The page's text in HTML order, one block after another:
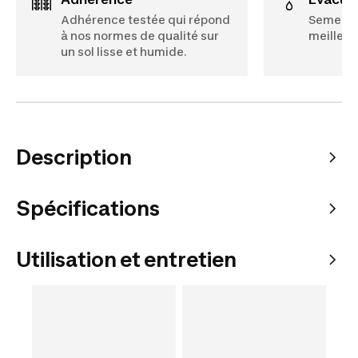
Adhérence testée qui répond
à nos normes de qualité sur
un sol lisse et humide.
Description
Spécifications
Utilisation et entretien